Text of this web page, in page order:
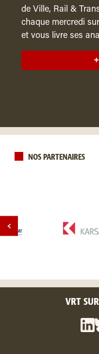
de Ville, Rail &
chaque mercredi
et vous livre ses
NOS PARTENAIRES
VRT